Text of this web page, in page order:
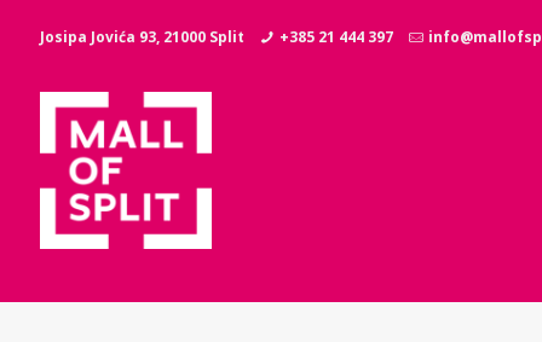
Josipa Jovića 93, 21000 Split +385 21 444 397